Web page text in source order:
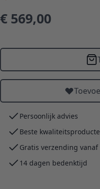
€ 569,00
Persoonlijk advies
Beste
Gratis verzending vanaf
14 dagen bedenktijd